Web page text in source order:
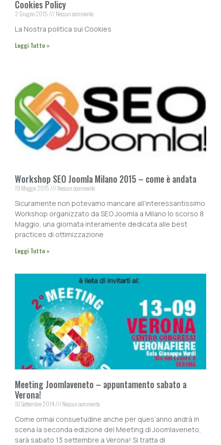
Cookies Policy
2 Giugno 2015 Nessun commento
La Nostra politica sui Cookies
Leggi Tutto »
Workshop SEO Joomla Milano 2015 – come è andata
19 Maggio 2015 Nessun commento
Sicuramente non potevamo mancare all’interessantissimo
Workshop organizzato da SEO Joomla a Milano lo scorso 8
Maggio, una giornata interamente dedicata alle best
practices di ottimizzazione
Leggi Tutto »
Meeting Joomlaveneto – appuntamento sabato a
Verona!
10 Settembre 2014 Nessun commento
Come ormai consuetudine anche per ques’anno andrà in
scena la seconda edizione del Meeting di Joomlaveneto,
sarà sabato 13 settembre a Verona! Si tratta di